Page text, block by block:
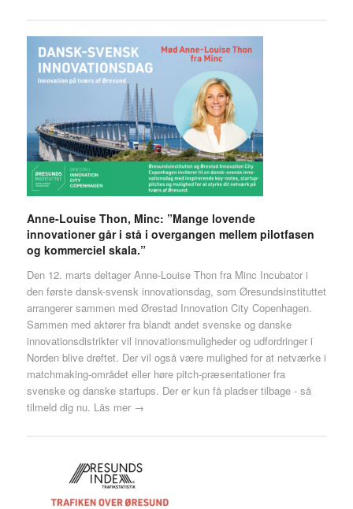
Anne-Louise Thon, Minc: ”Mange lovende
innovationer går i stå i overgangen mellem pilotfasen
og kommerciel skala.”
Den 12. marts deltager Anne-Louise Thon fra Minc Incubator i
den første dansk-svensk innovationsdag, som Øresundsinstituttet
arrangerer sammen med Ørestad Innovation City Copenhagen.
Sammen med aktører fra blandt andet svenske og danske
innovationsdistrikter vil innovationsmuligheder og udfordringer i
Norden blive drøftet. Der vil også være mulighed for at netværke i
matchmaking-området eller høre pitch-præsentationer fra
svenske og danske startups. Der er kun få pladser tilbage - så
tilmeld dig nu. Läs mer →